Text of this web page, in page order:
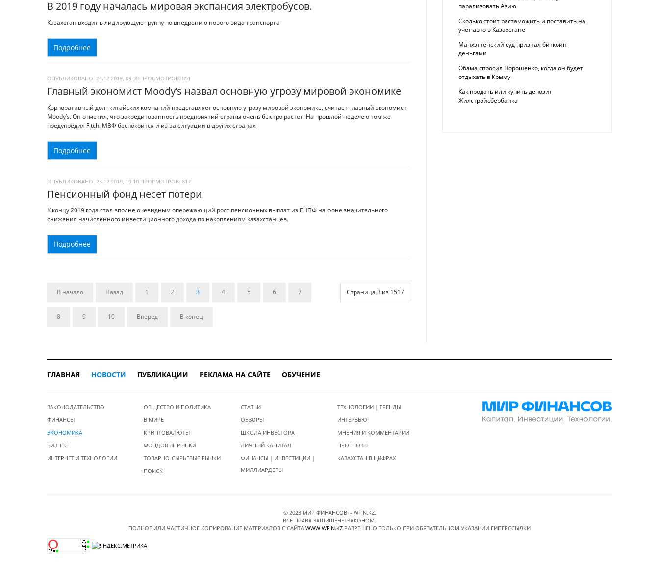
В 2019 году началась мировая экспансия электробусов.
Казахстан входит в лидирующую группу по внедрению нового вида транспорта
Подробнее
ОПУБЛИКОВАНО: 24.12.2019, 09:38 ПРОСМОТРОВ: 851
Главный экономист Moody’s назвал основную угрозу мировой экономике
Корпоративный долг китайских компаний представляет основную угрозу мировой экономике, считает главный экономист
Moody’s. Он отметил, что закредитованность предприятий страны очень быстро растет. На прошлой неделе о том же
предупредил Fitch. МВФ беспокоится и из-за ситуации в других странах
Подробнее
ОПУБЛИКОВАНО: 23.12.2019, 19:10 ПРОСМОТРОВ: 817
Пенсионный фонд несет потери
К концу 2019 года стал вполне очевидным опережающий рост пенсионных выплат из ЕНПФ на фоне значительного
снижения начисленного инвестиционного дохода по накоплениям казахстанцев.
Подробнее
Страница 3 из 1517
В начало Назад 1 2 3 4 5 6 7
8 9 10 Вперед В конец
парализовать Азию
Сколько стоит растаможить и поставить на
учёт авто в Казахстане
Манхэттенский суд признал биткоин
деньгами
Обама спросил Порошенко, когда он будет
отдыхать в Крыму
Как продать или купить депозит
Жилстройсбербанка
ГЛАВНАЯ НОВОСТИ ПУБЛИКАЦИИ РЕКЛАМА НА САЙТЕ ОБУЧЕНИЕ
ЗАКОНОДАТЕЛЬСТВО
ФИНАНСЫ
ЭКОНОМИКА
БИЗНЕС
ИНТЕРНЕТ И ТЕХНОЛОГИИ
ОБЩЕСТВО И ПОЛИТИКА
В МИРЕ
КРИПТОВАЛЮТЫ
ФОНДОВЫЕ РЫНКИ
ТОВАРНО-СЫРЬЕВЫЕ РЫНКИ
ПОИСК
СТАТЬИ
ОБЗОРЫ
ШКОЛА ИНВЕСТОРА
ЛИЧНЫЙ КАПИТАЛ
ФИНАНСЫ | ИНВЕСТИЦИИ |
МИЛЛИАРДЕРЫ
ТЕХНОЛОГИИ | ТРЕНДЫ
ИНТЕРВЬЮ
МНЕНИЯ И КОММЕНТАРИИ
ПРОГНОЗЫ
КАЗАХСТАН В ЦИФРАХ
© 2023 МИР ФИНАНСОВ - WFIN.KZ.
ВСЕ ПРАВА ЗАЩИЩЕНЫ ЗАКОНОМ.
ПОЛНОЕ ИЛИ ЧАСТИЧНОЕ КОПИРОВАНИЕ МАТЕРИАЛОВ C САЙТА WWW.WFIN.KZ РАЗРЕШЕНО ТОЛЬКО ПРИ ОБЯЗАТЕЛЬНОМ УКАЗАНИИ ГИПЕРССЫЛКИ